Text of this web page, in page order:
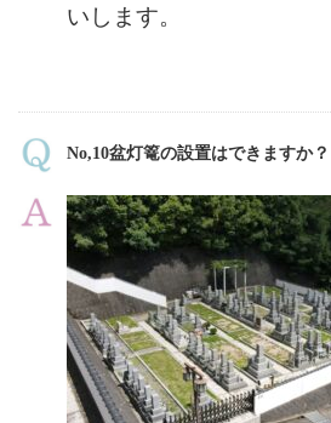
いします。
No,10盆灯篭の設置はできますか？